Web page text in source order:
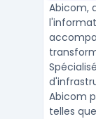
Abicom,
Abicom
telles